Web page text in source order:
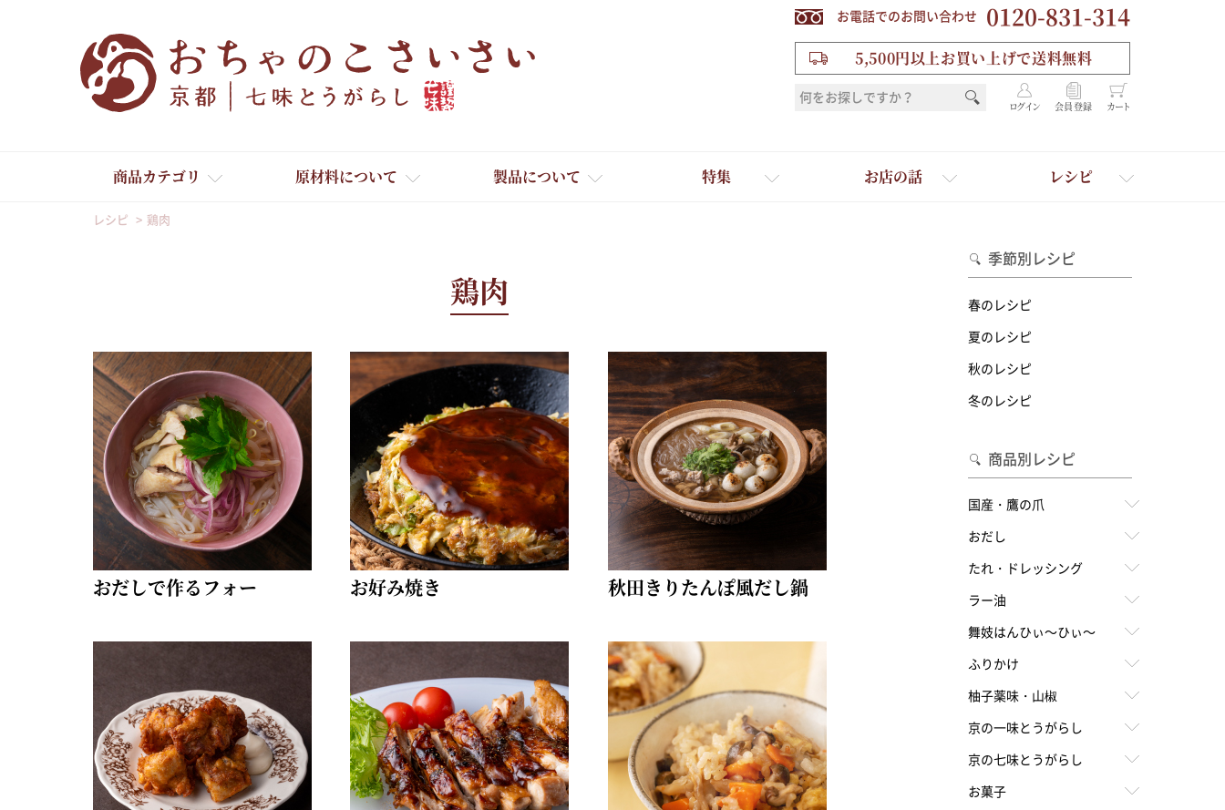
お電話でのお問い合わせ 0120-831-314
5,500円以上お買い上げで送料無料
ログイン 会員登録 カート
商品カテゴリ
京の一味とうがらし
京の七味とうがらし
柚子薬味・山椒
ラー油
ふりかけ
たれ・ドレッシング
おだし
お菓子
国産・鷹の爪
送料無料
料理に合わせて一味・七味を選ぶ
お土産・ギフト 贈る人に合わせて一味・七味を選ぶ
とうがらしの辛さ別に一味・七味を選ぶ
原材料について 製品について 特集 お店の話 レシピ
レシピ 鶏肉
鶏肉
おだしで作るフォー お好み焼き 秋田きりたんぽ風だし鍋
季節別レシピ
春のレシピ
夏のレシピ
秋のレシピ
冬のレシピ
商品別レシピ
国産・鷹の爪
おだし
たれ・ドレッシング
ラー油
舞妓はんひぃ～ひぃ～
ふりかけ
柚子薬味・山椒
京の一味とうがらし
京の七味とうがらし
お菓子